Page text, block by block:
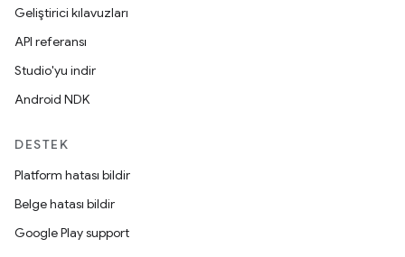
Geliştirici kılavuzları
API referansı
Studio'yu indir
Android NDK
DESTEK
Platform hatası bildir
Belge hatası bildir
Google Play support